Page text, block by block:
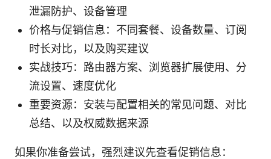
泄漏防护、设备管理
价格与促销信息：不同套餐、设备数量、订阅
时长对比，以及购买建议
实战技巧：路由器方案、浏览器扩展使用、分
流设置、速度优化
重要资源：安装与配置相关的常见问题、对比
总结、以及权威数据来源
如果你准备尝试，强烈建议先查看促销信息：